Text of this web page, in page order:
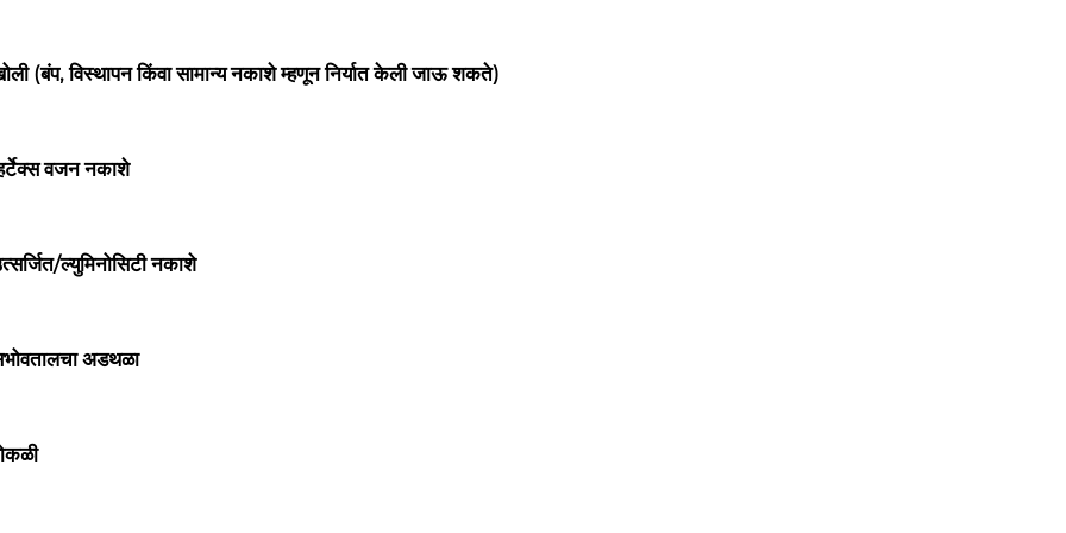
(बंप, विस्थापन किंवा सामान्य नकाशे म्हणून निर्यात केली जाऊ शकते)
वजन नकाशे
ल्युमिनोसिटी नकाशे
अडथळा